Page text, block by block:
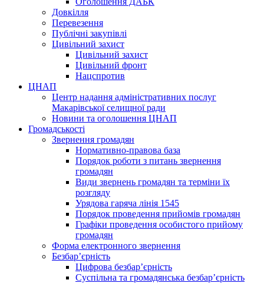
Довкілля
Перевезення
Публічні закупівлі
Цивільний захист
Цивільний захист
Цивільний фронт
Нацспротив
ЦНАП
Центр надання адміністративних послуг
Макарівської селищної ради
Новини та оголошення ЦНАП
Громадськості
Звернення громадян
Нормативно-правова база
Порядок роботи з питань звернення
громадян
Види звернень громадян та терміни їх
розгляду
Урядова гаряча лінія 1545
Порядок проведення прийомів громадян
Графіки проведення особистого прийому
громадян
Форма електронного звернення
Безбар’єрність
Цифрова безбар’єрність
Суспільна та громадянська безбар’єрність